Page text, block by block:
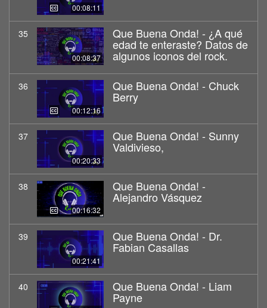
00:08:11
35
00:08:37
Que Buena Onda! - ¿A qué
edad te enteraste? Datos de
algunos iconos del rock.
36
00:12:16
Que Buena Onda! - Chuck
Berry
37
00:20:33
Que Buena Onda! - Sunny
Valdivieso,
38
00:16:32
Que Buena Onda! -
Alejandro Vásquez
39
00:21:41
Que Buena Onda! - Dr.
Fabian Casallas
40 Que Buena Onda! - Liam
Payne